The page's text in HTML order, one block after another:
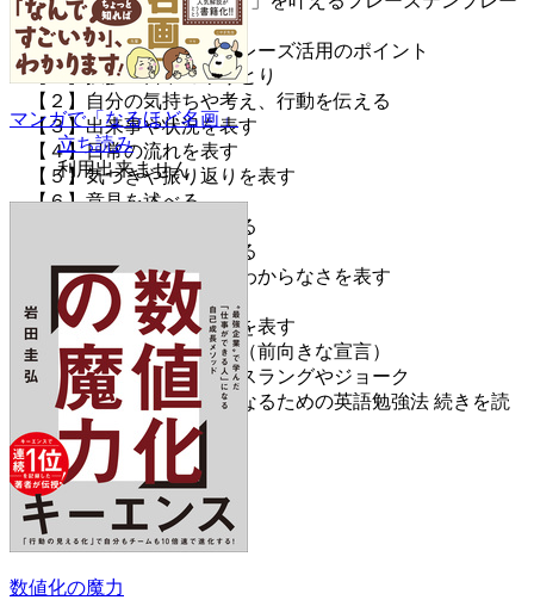
ト150
「自分を伝える」英語フレーズ活用のポイント
【１】挨拶・日常のやりとり
【２】自分の気持ちや考え、行動を伝える
【３】出来事や状況を表す
【４】日常の流れを表す
【５】気づきや振り返りを表す
【６】意見を述べる
【７】希望や目標を伝える
【８】過去の経験を伝える
【９】不確かさや迷い、わからなさを表す
【10】決意や決断を表す
【11】励ましや自己肯定を表す
【12】アファメーション（前向きな宣言）
【13】ネイティブらしいスラングやジョーク
おわりに なりたい自分になるための英語勉強法 続きを読
マンガで「なるほど名画」
立ち読み
利用出来ません
数値化の魔力